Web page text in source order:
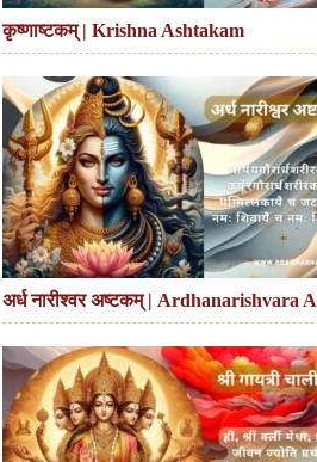
कृष्णाष्टकम् | Krishna Ashtakam
अर्ध नारीश्वर अष्टकम् | Ardhanarishvara